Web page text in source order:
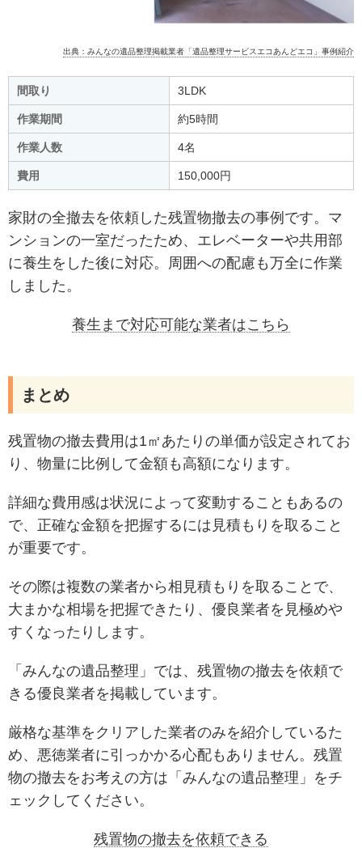
出典：みんなの遺品整理掲載業者「遺品整理サービスエコあんどエコ」事例紹介
間取り 3LDK
作業期間 約5時間
作業人数 4名
費用 150,000円
家財の全撤去を依頼した残置物撤去の事例です。マ
ンションの一室だったため、エレベーターや共用部
に養生をした後に対応。周囲への配慮も万全に作業
しました。
養生まで対応可能な業者はこちら
まとめ
残置物の撤去費用は1㎡あたりの単価が設定されてお
り、物量に比例して金額も高額になります。
詳細な費用感は状況によって変動することもあるの
で、正確な金額を把握するには見積もりを取ること
が重要です。
その際は複数の業者から相見積もりを取ることで、
大まかな相場を把握できたり、優良業者を見極めや
すくなったりします。
「みんなの遺品整理」では、残置物の撤去を依頼で
きる優良業者を掲載しています。
厳格な基準をクリアした業者のみを紹介しているた
め、悪徳業者に引っかかる心配もありません。残置
物の撤去をお考えの方は「みんなの遺品整理」をチ
ェックしてください。
残置物の撤去を依頼できる